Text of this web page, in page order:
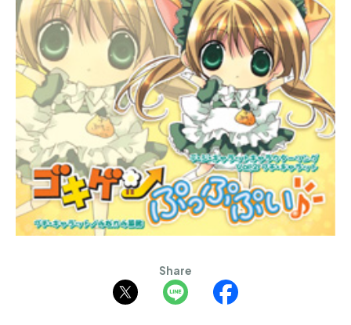
Share